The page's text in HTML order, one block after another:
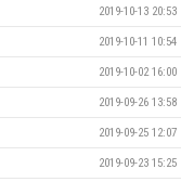
2019-10-13 20:53
2019-10-11 10:54
2019-10-02 16:00
2019-09-26 13:58
2019-09-25 12:07
2019-09-23 15:25